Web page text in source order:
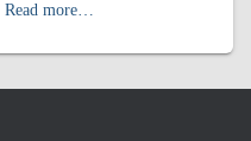
Read more…